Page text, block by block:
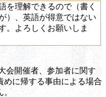
を理解できるので（書く
）、英語が得意ではない
。よろしくお願いしま
会開催者、参加者に関す
めに帰する事由による場合